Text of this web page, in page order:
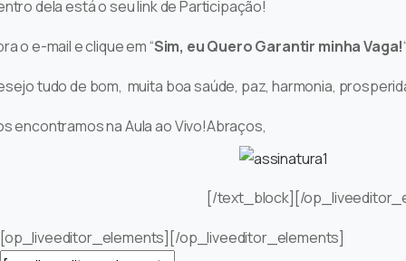
dela está o seu link de Participação!
o e-mail e clique em “Sim, eu Quero Garantir minha Vaga!
tudo de bom, muita boa saúde, paz, harmonia,
encontramos na Aula ao Vivo!Abraços,
[/text_block][/
[op_liveeditor_elements][/op_liveeditor_elements]